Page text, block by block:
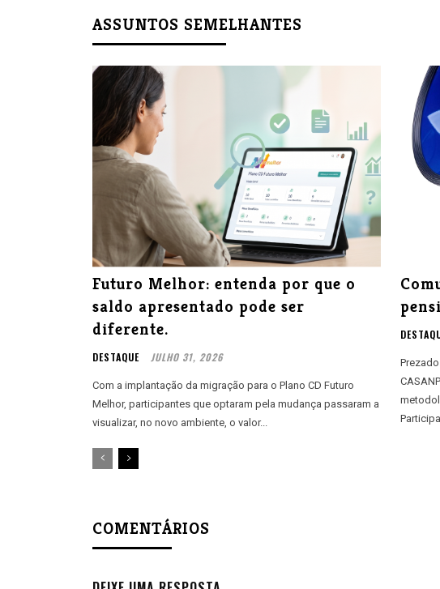
ASSUNTOS SEMELHANTES
Futuro Melhor: entenda por que o
saldo apresentado pode ser
diferente.
DESTAQUE JULHO 31, 2026
Com a implantação da migração para o Plano CD Futuro
Melhor, participantes que optaram pela mudança passaram a
visualizar, no novo ambiente, o valor...
COMENTÁRIOS